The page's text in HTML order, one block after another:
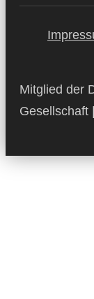
Mitglied der
Gesellschaft